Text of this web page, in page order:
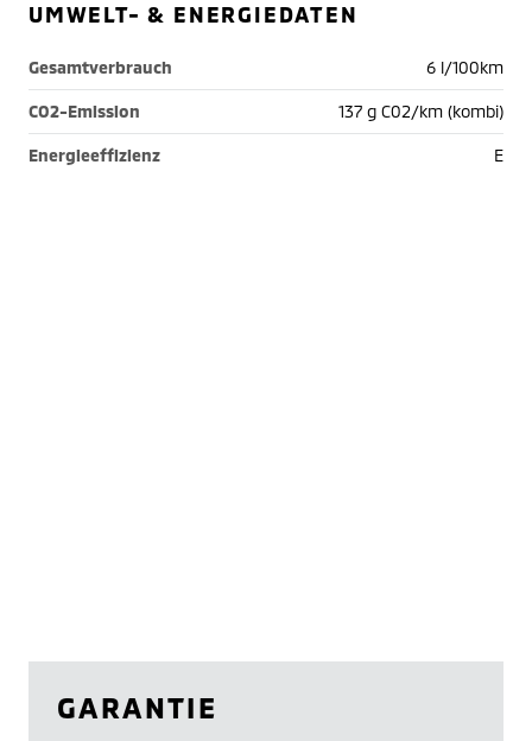
UMWELT- & ENERGIEDATEN
Gesamtverbrauch 6 l/100km
CO2-Emission 137 g C02/km (kombi)
Energieeffizienz E
GARANTIE